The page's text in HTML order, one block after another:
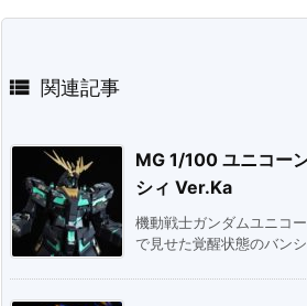
 関連記事
MG 1/100 ユニコー
シィ Ver.Ka
機動戦士ガンダムユニコ
で見せた覚醒状態のバン